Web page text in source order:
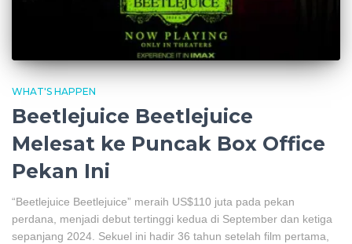
WHAT'S HAPPEN
Beetlejuice Beetlejuice
Melesat ke Puncak Box Office
Pekan Ini
“Beetlejuice Beetlejuice” meraih US$110 juta pada pekan
perdana, menjadi debut tertinggi kedua di September dan ketiga
sepanjang 2024. Sekuel ini hadir 36 tahun setelah film pertama,